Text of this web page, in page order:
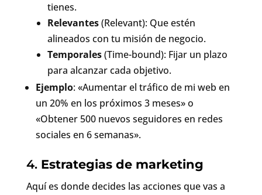
tienes.
Relevantes(Relevant): Que estén
alineados con tu misión de negocio.
Temporales(Time-bound): Fijar un plazo
para alcanzar cada objetivo.
Ejemplo: «Aumentar el tráfico de mi web en
un 20% en los próximos 3 meses» o
«Obtener 500 nuevos seguidores en redes
sociales en 6 semanas».
4. Estrategias de marketing
Aquí es donde decides las acciones que vas a